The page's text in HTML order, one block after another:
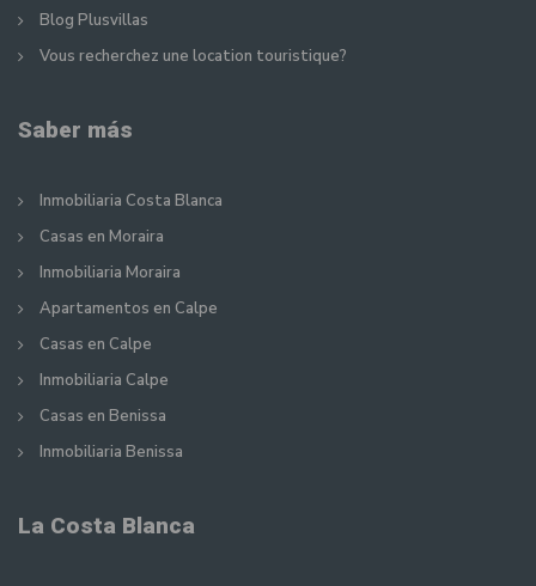
Blog Plusvillas
Vous recherchez une location touristique?
Saber más
Inmobiliaria Costa Blanca
Casas en Moraira
Inmobiliaria Moraira
Apartamentos en Calpe
Casas en Calpe
Inmobiliaria Calpe
Casas en Benissa
Inmobiliaria Benissa
La Costa Blanca